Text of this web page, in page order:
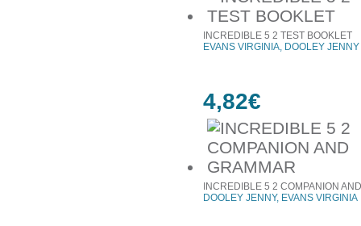
INCREDIBLE 5 2 TEST BOOKLET
EVANS VIRGINIA, DOOLEY JENNY
4,82€
INCREDIBLE 5 2 COMPANION
DOOLEY JENNY, EVANS VIRGINIA